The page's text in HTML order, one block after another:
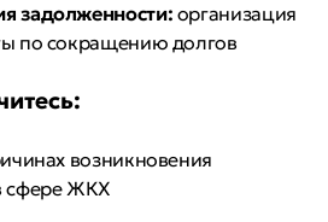
задолженности: организация
по сокращению долгов
возникновения
сфере ЖКХ